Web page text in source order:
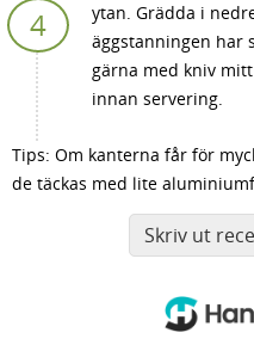
ytan. Grädda i
äggstanningen har
gärna med kniv
innan servering.
Tips: Om kanterna får för
de täckas med lite
Skriv ut